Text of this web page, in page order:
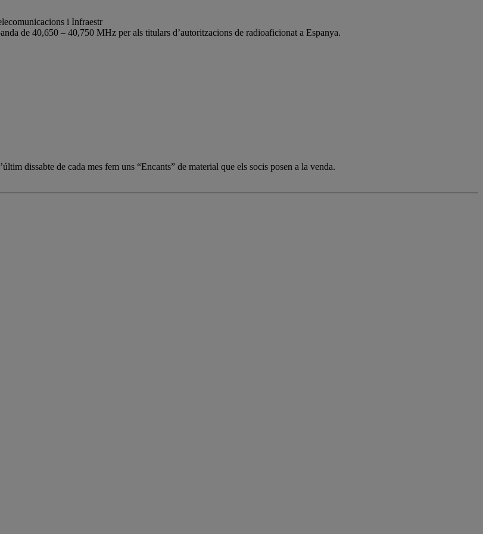
i Infraestr
de 40,650 – 40,750 MHz per als titulars d’autoritzacions de radioaficionat a Espanya.
dissabte de cada mes fem uns “Encants” de material que els socis posen a la venda.